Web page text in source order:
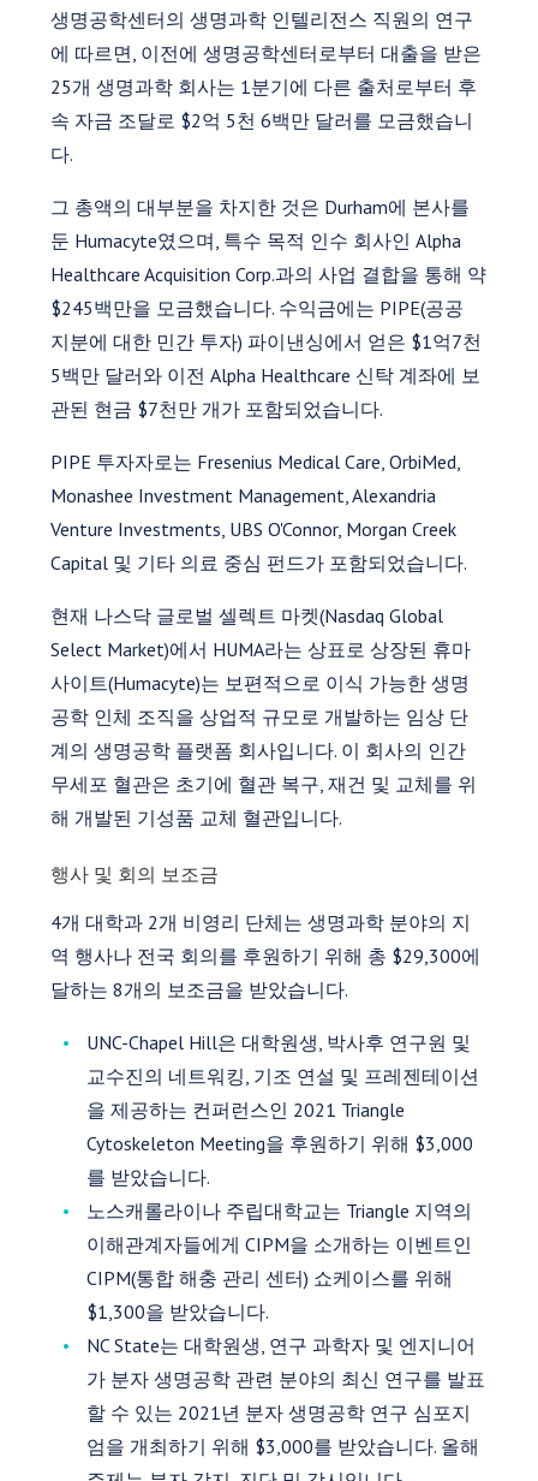
생명공학센터의 생명과학 인텔리전스 직원의 연구
에 따르면, 이전에 생명공학센터로부터 대출을 받은
25개 생명과학 회사는 1분기에 다른 출처로부터 후
속 자금 조달로 $2억 5천 6백만 달러를 모금했습니
다.
그 총액의 대부분을 차지한 것은 Durham에 본사를
둔 Humacyte였으며, 특수 목적 인수 회사인 Alpha
Healthcare Acquisition Corp.과의 사업 결합을 통해 약
$245백만을 모금했습니다. 수익금에는 PIPE(공공
지분에 대한 민간 투자) 파이낸싱에서 얻은 $1억7천
5백만 달러와 이전 Alpha Healthcare 신탁 계좌에 보
관된 현금 $7천만 개가 포함되었습니다.
PIPE 투자자로는 Fresenius Medical Care, OrbiMed,
Monashee Investment Management, Alexandria
Venture Investments, UBS O'Connor, Morgan Creek
Capital 및 기타 의료 중심 펀드가 포함되었습니다.
현재 나스닥 글로벌 셀렉트 마켓(Nasdaq Global
Select Market)에서 HUMA라는 상표로 상장된 휴마
사이트(Humacyte)는 보편적으로 이식 가능한 생명
공학 인체 조직을 상업적 규모로 개발하는 임상 단
계의 생명공학 플랫폼 회사입니다. 이 회사의 인간
무세포 혈관은 초기에 혈관 복구, 재건 및 교체를 위
해 개발된 기성품 교체 혈관입니다.
행사 및 회의 보조금
4개 대학과 2개 비영리 단체는 생명과학 분야의 지
역 행사나 전국 회의를 후원하기 위해 총 $29,300에
달하는 8개의 보조금을 받았습니다.
UNC-Chapel Hill은 대학원생, 박사후 연구원 및
교수진의 네트워킹, 기조 연설 및 프레젠테이션
을 제공하는 컨퍼런스인 2021 Triangle
Cytoskeleton Meeting을 후원하기 위해 $3,000
를 받았습니다.
노스캐롤라이나 주립대학교는 Triangle 지역의
이해관계자들에게 CIPM을 소개하는 이벤트인
CIPM(통합 해충 관리 센터) 쇼케이스를 위해
$1,300을 받았습니다.
NC State는 대학원생, 연구 과학자 및 엔지니어
가 분자 생명공학 관련 분야의 최신 연구를 발표
할 수 있는 2021년 분자 생명공학 연구 심포지
엄을 개최하기 위해 $3,000를 받았습니다. 올해